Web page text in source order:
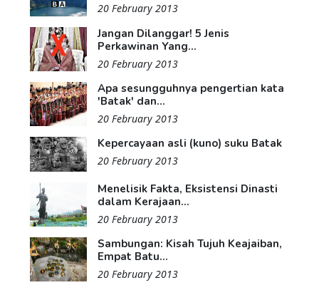
20 February 2013
Jangan Dilanggar! 5 Jenis
Perkawinan Yang...
20 February 2013
Apa sesungguhnya pengertian kata
'Batak' dan...
20 February 2013
Kepercayaan asli (kuno) suku Batak
20 February 2013
Menelisik Fakta, Eksistensi Dinasti
dalam Kerajaan...
20 February 2013
Sambungan: Kisah Tujuh Keajaiban,
Empat Batu...
20 February 2013